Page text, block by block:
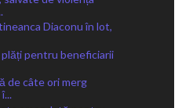
Diaconu în lot,
pentru beneficiarii
de câte ori merg